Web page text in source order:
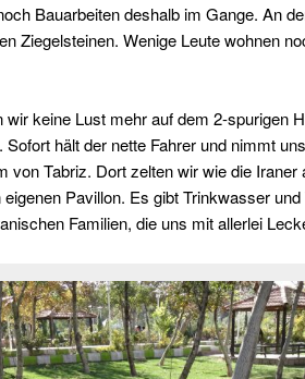
Bauarbeiten deshalb im Gange. An
Ziegelsteinen. Wenige Leute wohnen
wir keine Lust mehr auf dem 2-spurigen
hält der nette Fahrer und nimmt
von Tabriz. Dort zelten wir wie die Iraner
Pavillon. Es gibt Trinkwasser
Familien, die uns mit allerlei